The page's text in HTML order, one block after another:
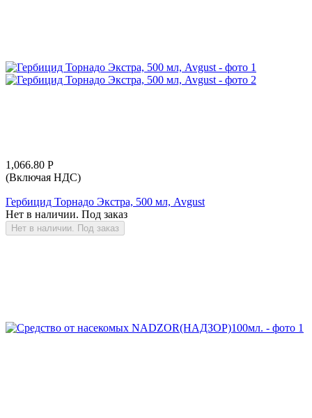
1,066.80 Р
(Включая НДС)
Гербицид Торнадо Экстра, 500 мл, Avgust
Нет в наличии. Под заказ
Нет в наличии. Под заказ